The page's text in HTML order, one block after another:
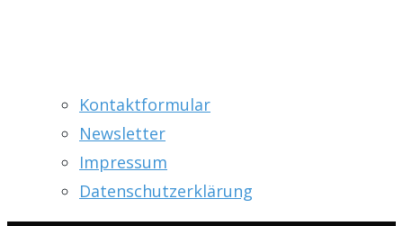
Kontaktformular
Newsletter
Impressum
Datenschutzerklärung